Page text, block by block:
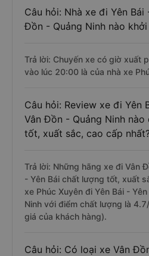
Câu hỏi: Nhà xe đi Yên Bái
Đồn - Quảng Ninh nào
Trả lời: Chuyến xe có giờ xuất
vào lúc 20:00 là của nhà xe
Câu hỏi: Review xe đi Yên
Vân Đồn - Quảng Ninh
tốt, xuất sắc, cao cấp
Trả lời: Những hãng xe đi Vân
- Yên Bái chất lượng tốt, xuất
xe Phúc Xuyên đi Yên Bái -
Ninh với điểm chất lượng là
giá của khách hàng).
Câu hỏi: Có loại xe Vân